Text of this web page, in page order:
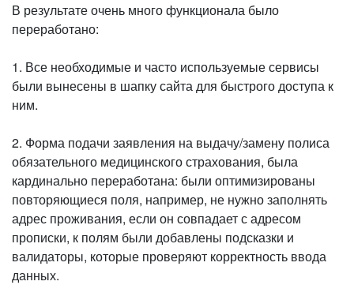
В результате очень много функционала было
переработано:
1. Все необходимые и часто используемые сервисы
были вынесены в шапку сайта для быстрого доступа к
ним.
2. Форма подачи заявления на выдачу/замену полиса
обязательного медицинского страхования, была
кардинально переработана: были оптимизированы
повторяющиеся поля, например, не нужно заполнять
адрес проживания, если он совпадает с адресом
прописки, к полям были добавлены подсказки и
валидаторы, которые проверяют корректность ввода
данных.